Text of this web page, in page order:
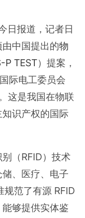
日报道，记者日
中国提出的物
P TEST）提案，
际电工委员会
这是我国在物联
识产权的国际
（RFID）技术
、医疗、电子
范了有源 RFID
够提供实体鉴